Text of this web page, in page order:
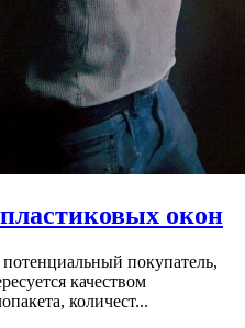
окон
покупатель,
качеством
количест...